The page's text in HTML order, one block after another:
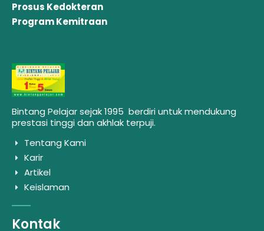
Bintang Pelajar sejak 1995 berdiri untuk mendukung
prestasi tinggi dan akhlak terpuji.
Tentang Kami
Karir
Artikel
Keislaman
Kontak
Prosus Kedokteran
Program Kemitraan